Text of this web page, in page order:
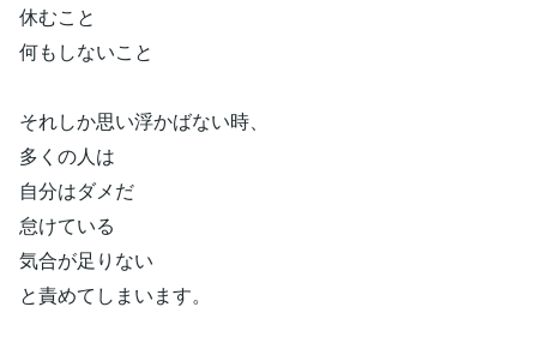
休むこと
何もしないこと
それしか思い浮かばない時、
多くの人は
自分はダメだ
怠けている
気合が足りない
と責めてしまいます。